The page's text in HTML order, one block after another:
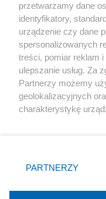
Kultura
X
przetwarzamy dane
identyfikatory,
urządzenie czy dane
spersonalizowanych
treści, pomiar reklam
ulepszanie usług. Za
Partnerzy możemy
geolokalizacyjnych
charakterystykę
zmienić/wycofać
znajdujący się w
rodzaje
PARTNERZY